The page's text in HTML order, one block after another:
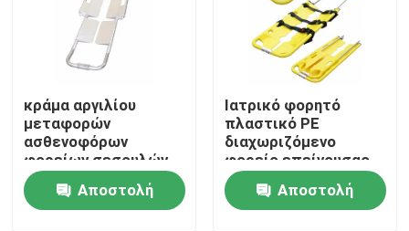
Σπίτι
Προϊόντα
κράμα αργιλίου
μεταφορών
ασθενοφόρων
φορείων σεσουλών
2100mm ιατρικό
Αποστολή
Ιατρικό φορητό
πλαστικό PE
διαχωριζόμενο
φορείο επείγουσας
ανάγκης ασθενών
Αποστολή